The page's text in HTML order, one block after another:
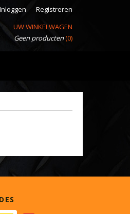
Inloggen
Registreren
UW WINKELWAGEN
Geen producten(0)